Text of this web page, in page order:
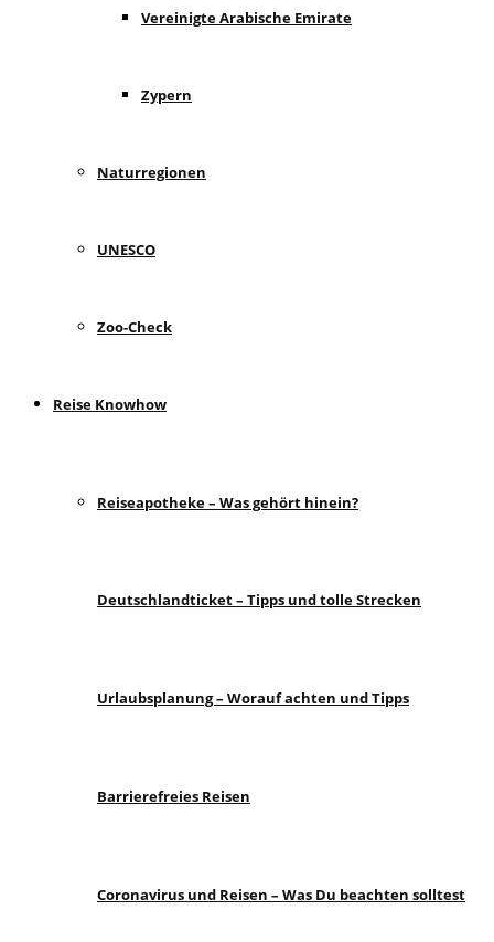
Vereinigte Arabische Emirate
Zypern
Naturregionen
UNESCO
Zoo-Check
Reise Knowhow
Reiseapotheke – Was gehört hinein?
Deutschlandticket – Tipps und tolle Strecken
Urlaubsplanung – Worauf achten und Tipps
Barrierefreies Reisen
Coronavirus und Reisen – Was Du beachten solltest